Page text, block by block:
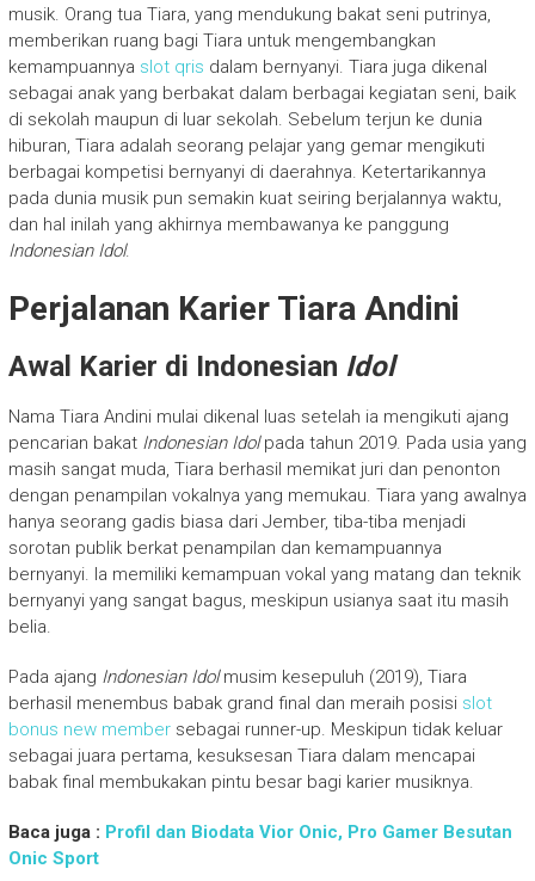
musik. Orang tua Tiara, yang mendukung bakat seni putrinya,
memberikan ruang bagi Tiara untuk mengembangkan
kemampuannya slot qris dalam bernyanyi. Tiara juga dikenal
sebagai anak yang berbakat dalam berbagai kegiatan seni, baik
di sekolah maupun di luar sekolah. Sebelum terjun ke dunia
hiburan, Tiara adalah seorang pelajar yang gemar mengikuti
berbagai kompetisi bernyanyi di daerahnya. Ketertarikannya
pada dunia musik pun semakin kuat seiring berjalannya waktu,
dan hal inilah yang akhirnya membawanya ke panggung
Indonesian Idol.
Perjalanan Karier Tiara Andini
Awal Karier di Indonesian Idol
Nama Tiara Andini mulai dikenal luas setelah ia mengikuti ajang
pencarian bakat Indonesian Idolpada tahun 2019. Pada usia yang
masih sangat muda, Tiara berhasil memikat juri dan penonton
dengan penampilan vokalnya yang memukau. Tiara yang awalnya
hanya seorang gadis biasa dari Jember, tiba-tiba menjadi
sorotan publik berkat penampilan dan kemampuannya
bernyanyi. Ia memiliki kemampuan vokal yang matang dan teknik
bernyanyi yang sangat bagus, meskipun usianya saat itu masih
belia.
Pada ajang Indonesian Idolmusim kesepuluh (2019), Tiara
berhasil menembus babak grand final dan meraih posisi slot
bonus new membersebagai runner-up. Meskipun tidak keluar
sebagai juara pertama, kesuksesan Tiara dalam mencapai
babak final membukakan pintu besar bagi karier musiknya.
Baca juga : Profil dan Biodata Vior Onic, Pro Gamer Besutan
Onic Sport